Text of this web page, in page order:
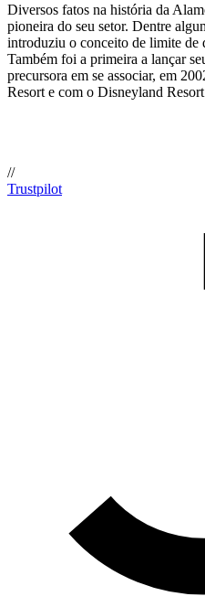
Diversos fatos na história da
pioneira do seu setor. Dentre
introduziu o conceito de limite
Também foi a primeira a lançar
precursora em se associar, em
Resort e com o Disneyland
//
Trustpilot